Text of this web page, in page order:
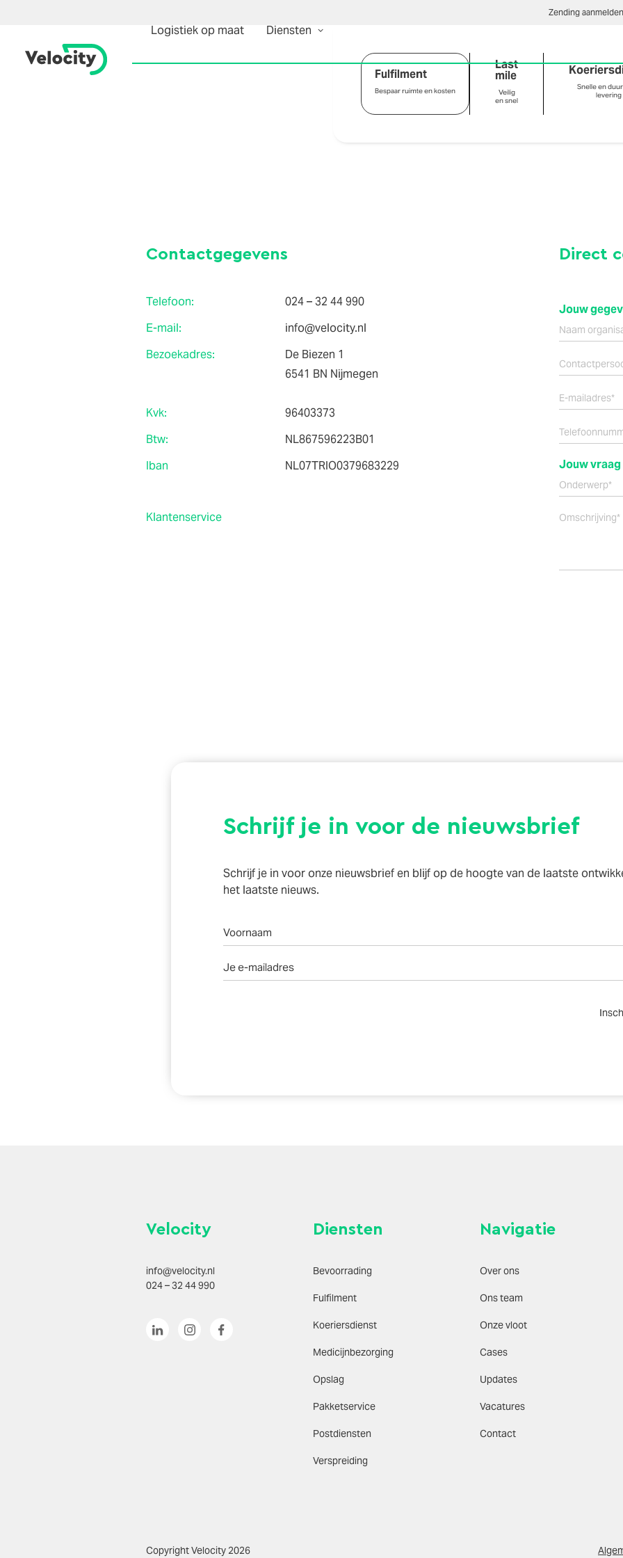
Zending aanmelden
Logistiek op maat Diensten
Fulfilment
Bespaar ruimte en kosten
Last
mile
Veilig
en snel
Snelle en
levering
Contactgegevens
Telefoon:
024 – 32 44 990
E-mail:
info@velocity.nl
Bezoekadres:
De Biezen 1
6541 BN Nijmegen
Kvk:
96403373
Btw:
NL867596223B01
Iban
NL07TRIO0379683229
Klantenservice
Direct
Jouw
Naam
organisatie
Naam
Emailadres
Jouw vraag
Onderwerp
Omschrijving
Schrijf je in voor de nieuwsbrief
Schrijf je in voor onze nieuwsbrief en blijf op de hoogte van de laatste
het laatste nieuws.
Velocity
info@velocity.nl
024 – 32 44 990
Diensten
Bevoorrading
Fulfilment
Koeriersdienst
Medicijnbezorging
Opslag
Pakketservice
Postdiensten
Verspreiding
Navigatie
Over ons
Ons team
Onze vloot
Cases
Updates
Vacatures
Contact
Copyright Velocity 2026